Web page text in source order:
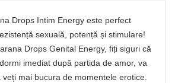
Drops Intim Energy este perfect
sexuală, potență și stimulare!
Drops Genital Energy, fiți siguri că
imediat după partida de amor, va
veți mai bucura de momentele erotice.